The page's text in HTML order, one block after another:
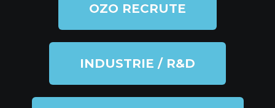
OZO RECRUTE
INDUSTRIE / R&D